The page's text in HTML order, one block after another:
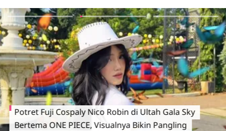
Potret Fuji Cospaly Nico Robin di Ultah Gala Sky
Bertema ONE PIECE, Visualnya Bikin Pangling